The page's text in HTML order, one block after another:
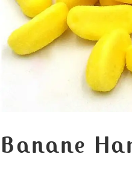
Banane